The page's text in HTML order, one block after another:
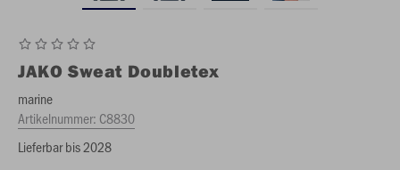
JAKO Sweat Doubletex
marine
Artikelnummer: C8830
Lieferbar bis 2028